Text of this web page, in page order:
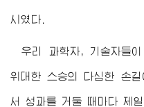
시였다.
우리 과학자, 기술자들
위대한 스승의 다심한 손
서 성과를 거둘 때마다 제